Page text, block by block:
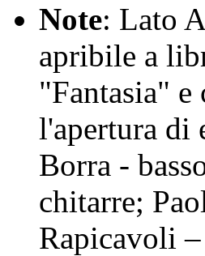
Note: Lato
apribile a
"Fantasia"
l'apertura di
Borra -
chitarre;
Rapicavoli –